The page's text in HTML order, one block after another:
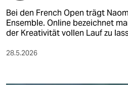
shop
fragen & hilfe
unterstützen
Bei den French Open trägt
Ensemble. Online bezeichnet
der Kreativität vollen Lauf zu
28.5.2026